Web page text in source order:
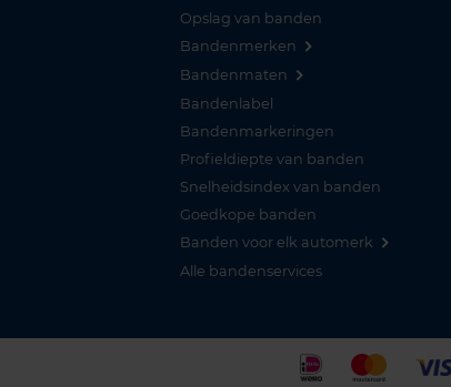
Opslag van banden
Bandenmerken
Bandenmaten
Bandenlabel
Bandenmarkeringen
Profieldiepte van banden
Snelheidsindex van banden
Goedkope banden
Banden voor elk automerk
Alle bandenservices